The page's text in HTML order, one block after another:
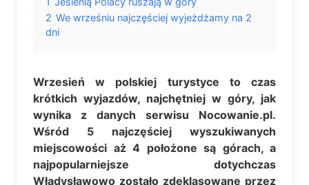
2 We wrześniu najczęściej wyjeżdżamy na 2
dni
Wrzesień w polskiej turystyce to czas
krótkich wyjazdów, najchętniej w góry, jak
wynika z danych serwisu Nocowanie.pl.
Wśród 5 najczęściej wyszukiwanych
miejscowości aż 4 położone są górach, a
najpopularniejsze dotychczas
Władysławowo zostało zdeklasowane przez